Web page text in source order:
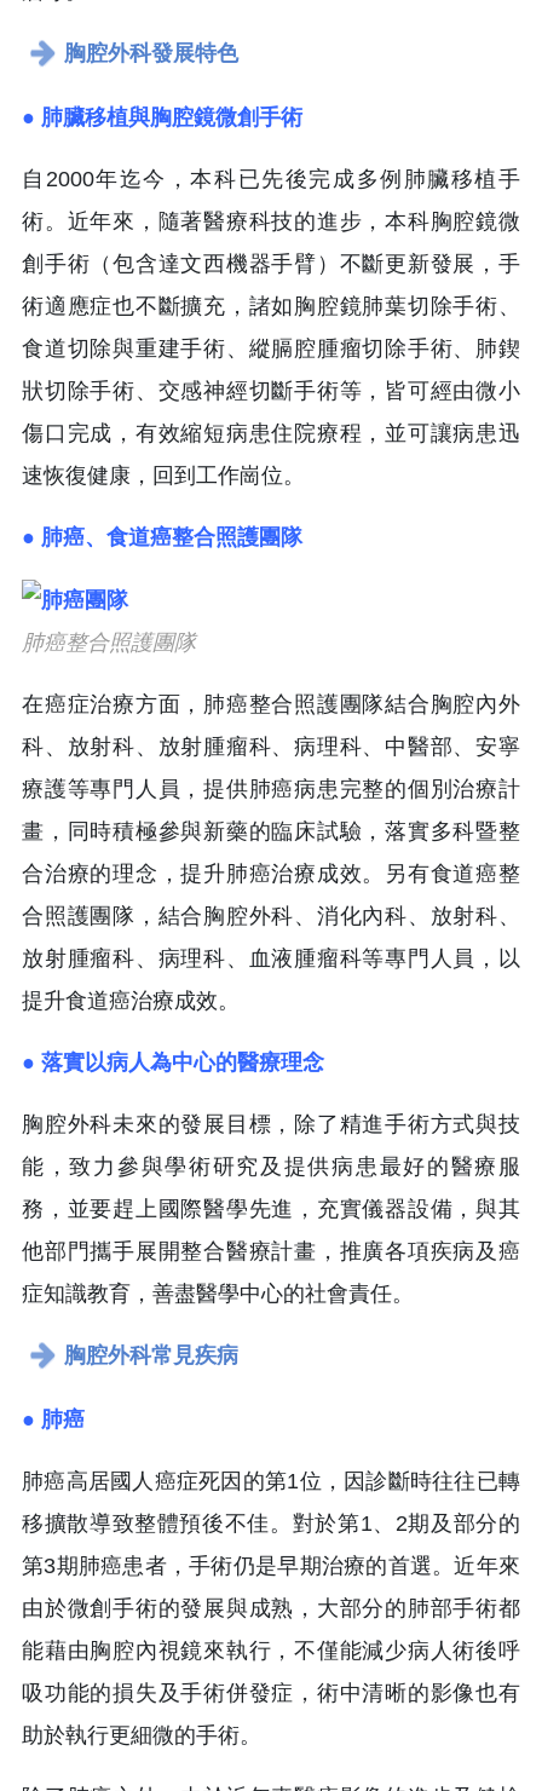
胸腔外科發展特色
● 肺臟移植與胸腔鏡微創手術
自2000年迄今，本科已先後完成多例肺臟移植手
術。近年來，隨著醫療科技的進步，本科胸腔鏡微
創手術（包含達文西機器手臂）不斷更新發展，手
術適應症也不斷擴充，諸如胸腔鏡肺葉切除手術、
食道切除與重建手術、縱膈腔腫瘤切除手術、肺鍥
狀切除手術、交感神經切斷手術等，皆可經由微小
傷口完成，有效縮短病患住院療程，並可讓病患迅
速恢復健康，回到工作崗位。
● 肺癌、食道癌整合照護團隊
肺癌整合照護團隊
在癌症治療方面，肺癌整合照護團隊結合胸腔內外
科、放射科、放射腫瘤科、病理科、中醫部、安寧
療護等專門人員，提供肺癌病患完整的個別治療計
畫，同時積極參與新藥的臨床試驗，落實多科暨整
合治療的理念，提升肺癌治療成效。另有食道癌整
合照護團隊，結合胸腔外科、消化內科、放射科、
放射腫瘤科、病理科、血液腫瘤科等專門人員，以
提升食道癌治療成效。
● 落實以病人為中心的醫療理念
胸腔外科未來的發展目標，除了精進手術方式與技
能，致力參與學術研究及提供病患最好的醫療服
務，並要趕上國際醫學先進，充實儀器設備，與其
他部門攜手展開整合醫療計畫，推廣各項疾病及癌
症知識教育，善盡醫學中心的社會責任。
胸腔外科常見疾病
● 肺癌
肺癌高居國人癌症死因的第1位，因診斷時往往已轉
移擴散導致整體預後不佳。對於第1、2期及部分的
第3期肺癌患者，手術仍是早期治療的首選。近年來
由於微創手術的發展與成熟，大部分的肺部手術都
能藉由胸腔內視鏡來執行，不僅能減少病人術後呼
吸功能的損失及手術併發症，術中清晰的影像也有
助於執行更細微的手術。